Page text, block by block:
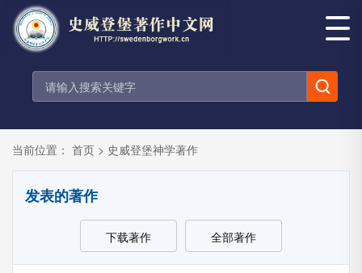
当前位置： 首页 > 史威登堡神学著作
发表的著作
下载著作 全部著作